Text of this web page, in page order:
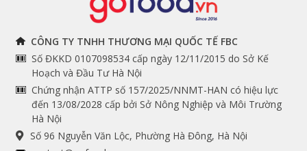
THÔNG TIN
Chính sách và quy định
chung
Hướng dẫn đặt hàng
Cam kết chất lượng
THEO DÕI NGAY
Facebook
Instagram
Youtube
Tiktok
CÔNG TY TNHH THƯƠNG MẠI QUỐC TẾ FBC
Số ĐKKD 0107098534 cấp ngày 12/11/2015 do Sở Kế
Hoạch và Đầu Tư Hà Nội
Chứng nhận ATTP số 157/2025/NNMT-HAN có hiệu lực
đến 13/08/2028 cấp bởi Sở Nông Nghiệp và Môi Trường
Hà Nội
Số 96 Nguyễn Văn Lộc, Phường Hà Đông, Hà Nội